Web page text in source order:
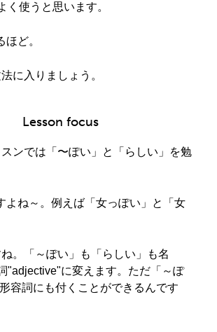
く使うと思います。
ど。
に入りましょう。
Lesson focus
ンでは「〜ぽい」と「らしい」を勉
よね～。例えば「女っぽい」と「女
。「～ぽい」も「らしい」も名
"adjective"に変えます。ただ「～ぽ
容詞にも付くことができるんです